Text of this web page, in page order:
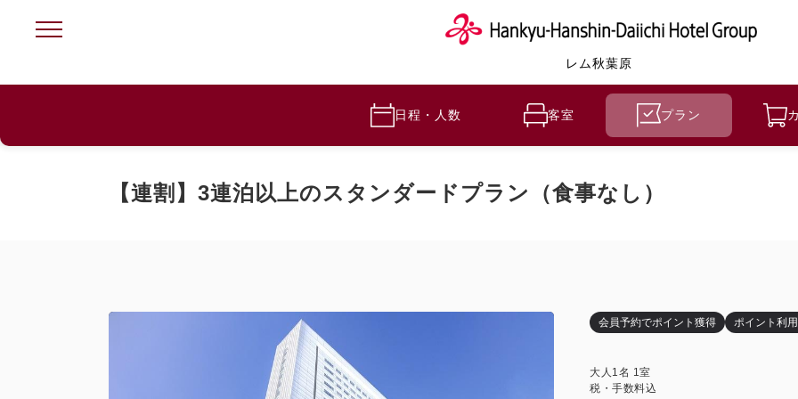
レム秋葉原
日程・人数 客室 プラン
【連割】3連泊以上のスタンダードプラン（食事なし）
会員予約でポイント獲得 ポイント利
大人 1名 1室
税・手数料込